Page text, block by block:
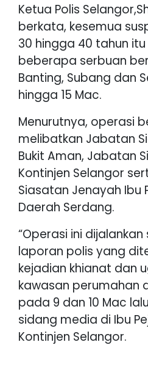
Ketua Polis
berkata, kesemua
30 hingga 40 tahun
beberapa serbuan
Banting, Subang dan
hingga 15 Mac.
Menurutnya, operasi
melibatkan Jabatan
Bukit Aman, Jabatan
Kontinjen Selangor
Siasatan Jenayah Ibu
Daerah Serdang.
“Operasi ini dijalankan
laporan polis yang
kejadian khianat dan
kawasan perumahan
pada 9 dan 10 Mac
sidang media di Ibu
Kontinjen Selangor.